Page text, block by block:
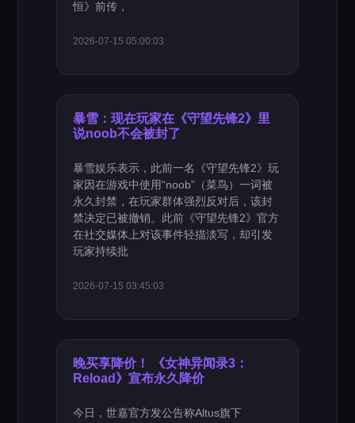
恒》前传，
2026-07-15 05:00:03
暴雪：现在玩家在《守望先锋2》里
说noob不会被封了
暴雪娱乐表示，此前一名《守望先锋2》玩
家因在游戏中使用“noob”（菜鸟）一词被
永久封禁，在玩家群体强烈反对后，该封
禁决定已被撤销。此前《守望先锋2》官方
在社交媒体上对该事件轻描淡写，却引发
玩家持续批
2026-07-15 03:45:03
晚买享降价！ 《女神异闻录3：
Reload》宣布永久降价
今日，世嘉官方发公告称Altus旗下